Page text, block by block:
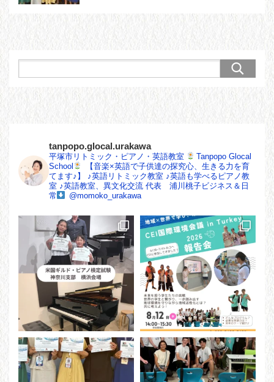
tanpopo.glocal.urakawa
平塚市リトミック・ピアノ・英語教室
Tanpopo Glocal
School
【音楽×英語で子供達の探究心、生きる力を育
てます♪】
♪英語リトミック教室 ♪英語も学べるピアノ教
室 ♪英語教室、異文化交流 代表 浦川桃子ビジネス＆日
常
@momoko_urakawa